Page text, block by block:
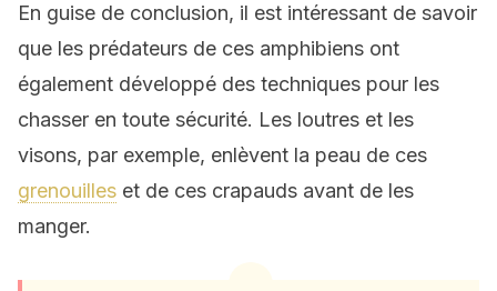
En guise de conclusion, il est intéressant de savoir
que les prédateurs de ces amphibiens ont
également développé des techniques pour les
chasser en toute sécurité. Les loutres et les
visons, par exemple, enlèvent la peau de ces
grenouilles et de ces crapauds avant de les
manger.